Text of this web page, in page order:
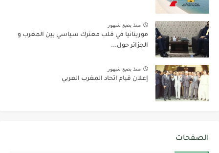
منذ بضع شهور
موريتانيا في قلب معترك سياسي بين المغرب و
الجزائر حول...
منذ بضع شهور
إعلان قيام اتحاد المغرب العربي
الصفحات